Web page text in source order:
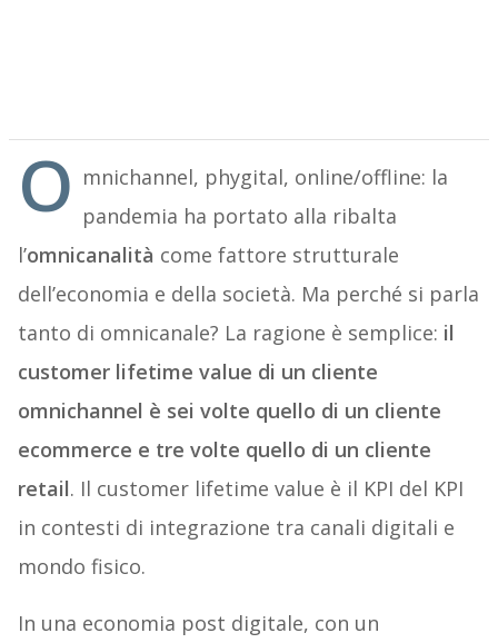
O mnichannel, phygital, online/offline: la
pandemia ha portato alla ribalta
l’omnicanalità come fattore strutturale
dell’economia e della società. Ma perché si parla
tanto di omnicanale? La ragione è semplice: il
customer lifetime value di un cliente
omnichannel è sei volte quello di un cliente
ecommerce e tre volte quello di un cliente
retail. Il customer lifetime value è il KPI del KPI
in contesti di integrazione tra canali digitali e
mondo fisico.
In una economia post digitale, con un